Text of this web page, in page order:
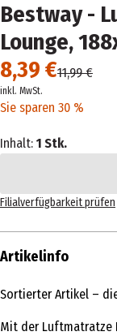
Bestway -
Lounge,
8,39 €11,99 €
inkl. MwSt.
Sie sparen 30 %
Inhalt: 1 Stk.
Filialverfügbarkeit prüfen
Artikelinfo
Sortierter Artikel –
Mit der Luftmatratze